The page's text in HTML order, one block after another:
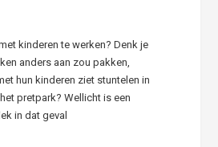
kinderen te werken? Denk je
anders aan zou pakken,
hun kinderen ziet stuntelen in
pretpark? Wellicht is een
in dat geval